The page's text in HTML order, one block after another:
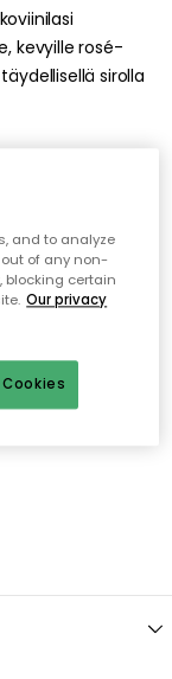
kevyille rosé-
sirolla
and to analyze
of any non-
blocking certain
Our privacy